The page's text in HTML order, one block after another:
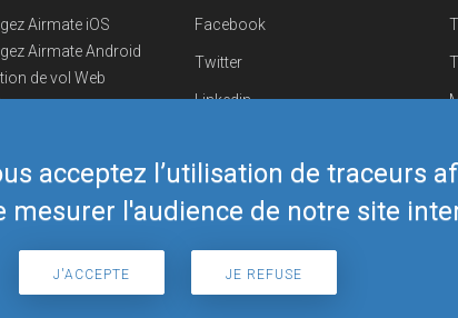
acceptez l’utilisation de traceurs
mesurer l'audience de notre site
J'ACCEPTE JE REFUSE
Airmate iOS
Airmate Android
de vol Web
Airmate
Facebook
Twitter
Linkedin
Telegram